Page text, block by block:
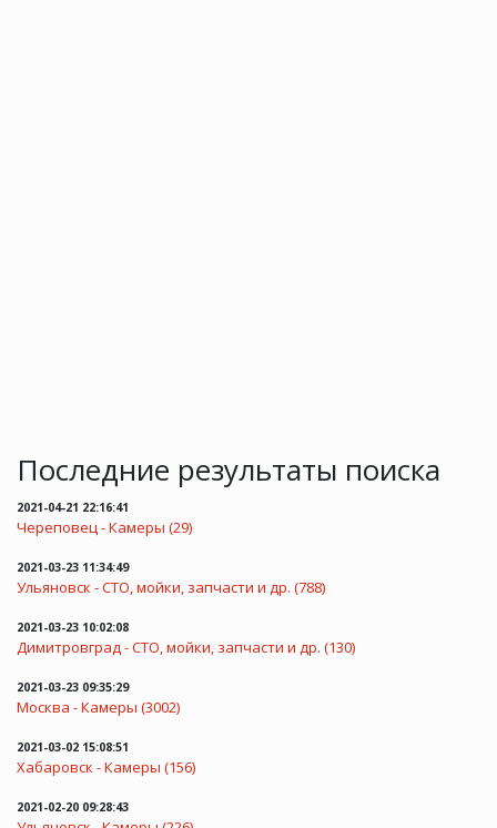
Последние результаты поиска
2021-04-21 22:16:41
Череповец - Камеры (29)
2021-03-23 11:34:49
Ульяновск - СТО, мойки, запчасти и др. (788)
2021-03-23 10:02:08
Димитровград - СТО, мойки, запчасти и др. (130)
2021-03-23 09:35:29
Москва - Камеры (3002)
2021-03-02 15:08:51
Хабаровск - Камеры (156)
2021-02-20 09:28:43